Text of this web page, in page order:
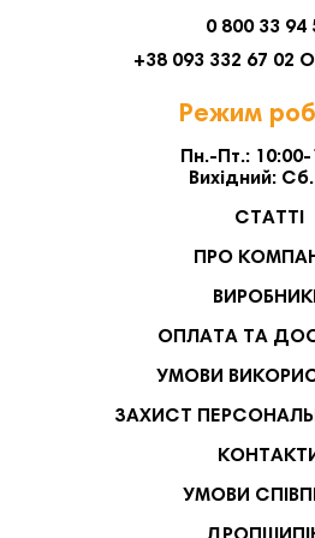
0 800 33 94
+38 093 332 67 02
Режим
Пн.-Пт.: 10:00-
Вихідний:
СТАТТІ
ПРО
ОПЛАТА ТА
УМОВИ
ЗАХИСТ
УМОВИ